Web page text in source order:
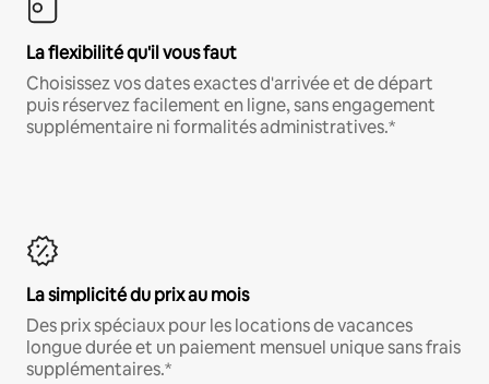
La flexibilité qu'il vous faut
Choisissez vos dates exactes d'arrivée et de départ
puis réservez facilement en ligne, sans engagement
supplémentaire ni formalités administratives.*
La simplicité du prix au mois
Des prix spéciaux pour les locations de vacances
longue durée et un paiement mensuel unique sans frais
supplémentaires.*